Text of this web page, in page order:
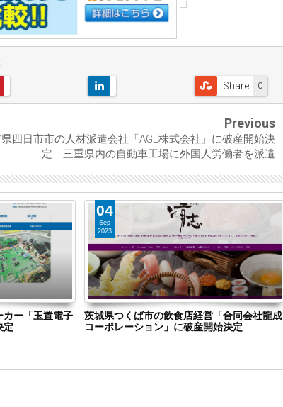
0
Share
Previous
四日市市の人材派遣会社「AGL株式会社」に破産開始決
定 三重県内の自動車工場に外国人労働者を派遣
ー「玉置電子
定
04
Sep
2023
茨城県つくば市の飲食店経営「合同会社龍成
コーポレーション」に破産開始決定